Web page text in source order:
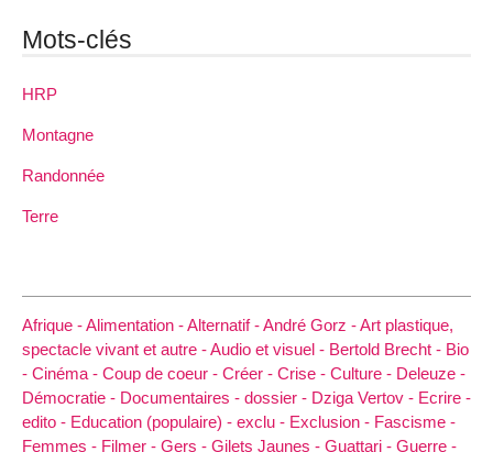
Mots-clés
HRP
Montagne
Randonnée
Terre
Afrique -Alimentation -Alternatif -André Gorz -Art plastique,
spectacle vivant et autre -Audio et visuel - Bertold Brecht - Bio
- Cinéma - Coup de coeur - Créer - Crise - Culture - Deleuze -
Démocratie - Documentaires - dossier - Dziga Vertov - Ecrire -
edito - Education (populaire) - exclu - Exclusion - Fascisme -
Femmes - Filmer - Gers - Gilets Jaunes - Guattari - Guerre -